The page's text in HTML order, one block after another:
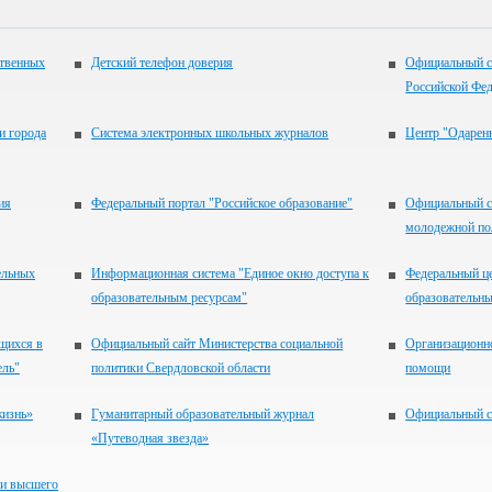
Детский телефон доверия
Официальный
Российской
города Система электронных школьных журналов Центр
Федеральный портал "Российское образование"
Официальный
молодежной
Информационная система "Единое окно доступа к
образовательным ресурсам"
Федеральный
в
Официальный сайт Министерства социальной
политики Свердловской области
помощи
Гуманитарный образовательный журнал
«Путеводная звезда»
Официальный
высшего